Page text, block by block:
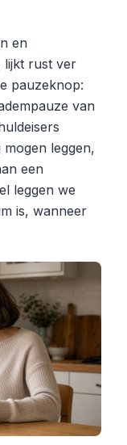
en
lijkt rust ver
pauzeknop:
van
leggen,
een
leggen we
is, wanneer